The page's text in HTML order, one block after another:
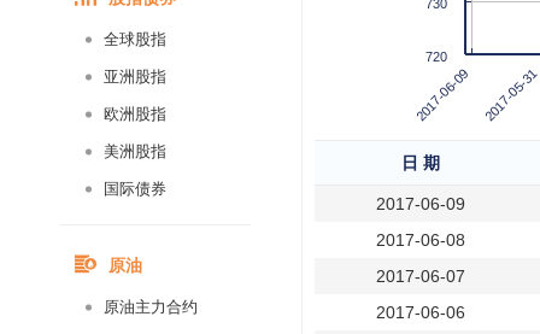
全球股指
亚洲股指
欧洲股指
美洲股指
国际债券
原油
原油主力合约
2017-06-09 2017-05-31
720
730
日 期
2017-06-09
2017-06-08
2017-06-07
2017-06-06